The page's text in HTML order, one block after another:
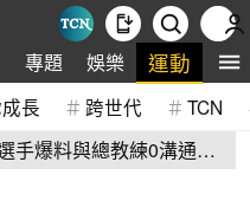
專題 娛樂 運動 全
長 跨世代 TCN
手爆料與總教練0溝通